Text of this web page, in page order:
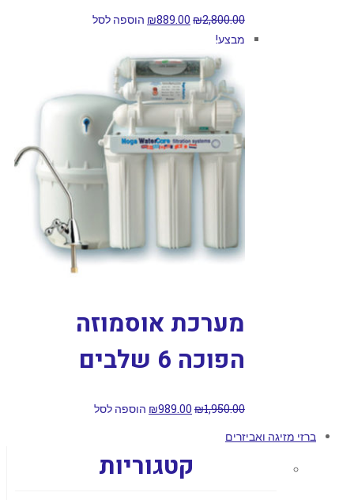
₪2,800.00
₪889.00
הוספה לסל
מבצע!
מערכת אוסמוזה
הפוכה 6 שלבים
₪1,950.00
₪989.00
הוספה לסל
ברזי מזיגה ואביזרים
קטגוריות